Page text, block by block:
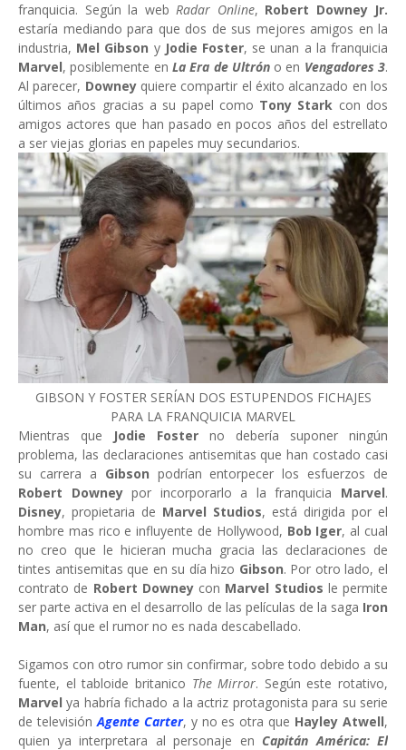
franquicia. Según la web Radar Online, Robert Downey Jr.
estaría mediando para que dos de sus mejores amigos en la
industria, Mel Gibson y Jodie Foster, se unan a la franquicia
Marvel, posiblemente en La Era de Ultróno en Vengadores 3.
Al parecer, Downey quiere compartir el éxito alcanzado en los
últimos años gracias a su papel como Tony Stark con dos
amigos actores que han pasado en pocos años del estrellato
a ser viejas glorias en papeles muy secundarios.
GIBSON Y FOSTER SERÍAN DOS ESTUPENDOS FICHAJES
PARA LA FRANQUICIA MARVEL
Mientras que
Jodie Foster no debería suponer ningún
problema, las declaraciones antisemitas que han costado casi
su carrera a Gibson podrían entorpecer los esfuerzos de
Robert Downeypor incorporarlo a la franquicia Marvel.
Disney, propietaria de Marvel Studios, está dirigida por el
hombre mas rico e influyente de Hollywood, Bob Iger, al cual
no creo que le hicieran mucha gracia las declaraciones de
tintes antisemitas que en su día hizo Gibson. Por otro lado, el
contrato de Robert Downeycon Marvel Studios le permite
ser parte activa en el desarrollo de las películas de la saga Iron
Man, así que el rumor no es nada descabellado.
Sigamos con otro rumor sin confirmar, sobre todo debido a su
fuente, el tabloide britanico The Mirror. Según este rotativo,
Marvelya habría fichado a la actriz protagonista para su serie
de televisiónAgente Carter, y no es otra que Hayley Atwell,
quien ya interpretara al personaje en Capitán América: El